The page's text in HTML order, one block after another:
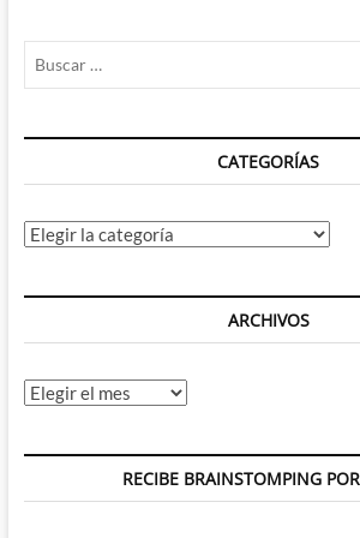
Walker
CATEGORÍAS
Categorías
ARCHIVOS
Archivos
RECIBE BRAINSTOMPING